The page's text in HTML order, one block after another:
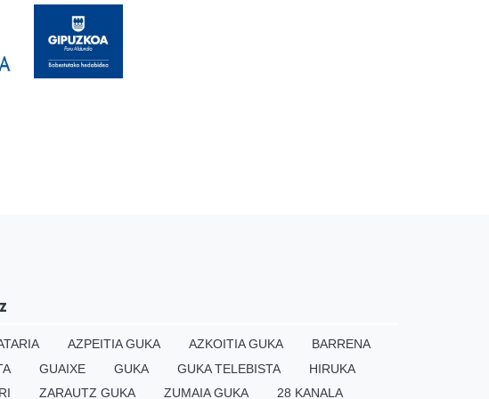
AZPEITIA GUKA AZKOITIA GUKA
BARRENA
GUAIXE GUKA GUKA TELEBISTA
HIRUKA
ZARAUTZ GUKA ZUMAIA GUKA 28 KANALA